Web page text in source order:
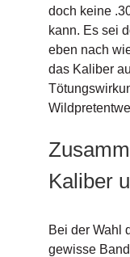
doch keine
kann. Es sei
eben nach
das Kaliber
Kaliber
Bei der Wahl
gewisse